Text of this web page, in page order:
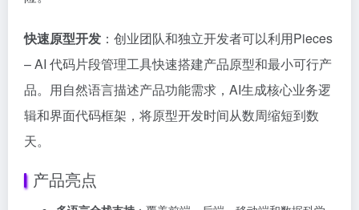
快速原型开发 ：创业团队和独立开发者可以利用Pieces
– AI 代码片段管理工具快速搭建产品原型和最小可行产
品。用自然语言描述产品功能需求，AI生成核心业务逻
辑和界面代码框架，将原型开发时间从数周缩短到数
天。
产品亮点